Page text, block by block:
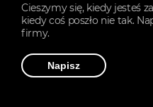
Cieszymy się, kiedy jesteś
kiedy coś poszło nie tak.
firmy.
Napisz